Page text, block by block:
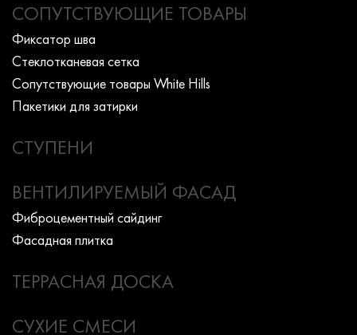
СОПУТСТВУЮЩИЕ ТОВАРЫ
Фиксатор шва
Стеклотканевая сетка
Сопутствующие товары White Hills
Пакетики для затирки
СТУПЕНИ
ВЕНТИЛИРУЕМЫЙ ФАСАД
Фиброцементный сайдинг
Фасадная плитка
ТЕРРАСНАЯ ДОСКА
СУХИЕ СМЕСИ